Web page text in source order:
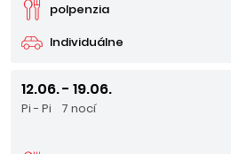
Individuálne
polpenzia
12.06. - 19.06.
Pi - Pi 7 nocí